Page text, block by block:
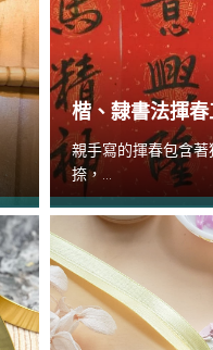
楷、隸書法揮
親手寫的揮春包含
捺，...